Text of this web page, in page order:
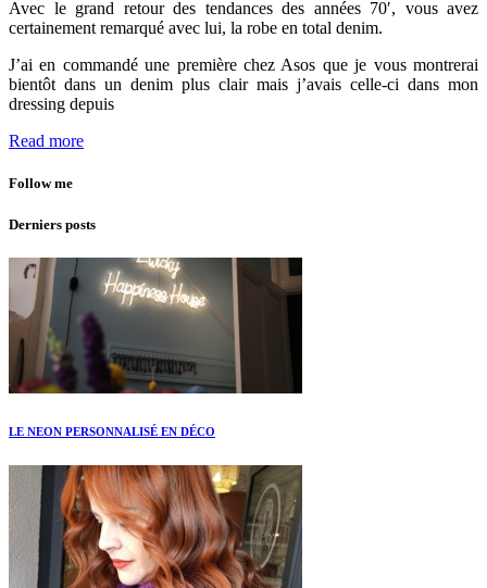
Avec le grand retour des tendances des années 70′, vous avez
certainement remarqué avec lui, la robe en total denim.
J’ai en commandé une première chez Asos que je vous montrerai
bientôt dans un denim plus clair mais j’avais celle-ci dans mon
dressing depuis
Read more
Follow me
Derniers posts
LE NEON PERSONNALISÉ EN DÉCO